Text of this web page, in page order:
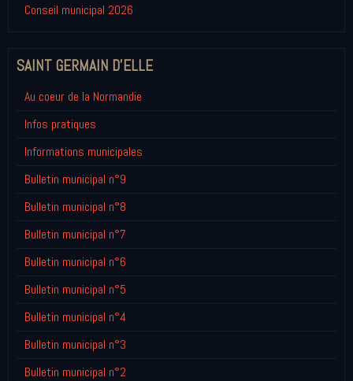
Conseil municipal 2026
SAINT GERMAIN D'ELLE
Au coeur de la Normandie
Infos pratiques
Informations municipales
Bulletin municipal n°9
Bulletin municipal n°8
Bulletin municipal n°7
Bulletin municipal n°6
Bulletin municipal n°5
Bulletin municipal n°4
Bulletin municipal n°3
Bulletin municipal n°2